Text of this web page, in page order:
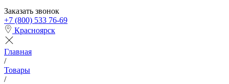
Заказать звонок
+7 (800) 533 76-69
Красноярск
Главная
/
Товары
/